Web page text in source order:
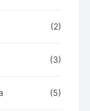
(2)
(3)
(5)